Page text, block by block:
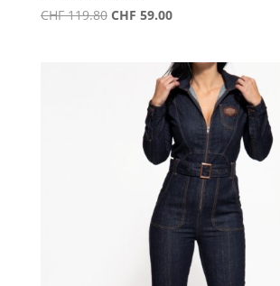
CHF119.80 Ursprünglicher
CHF 119.80
CHF 59.00Aktueller
CHF 59.00.